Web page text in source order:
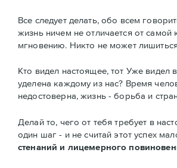
Все следует делать, обо всем
жизнь ничем не отличается от самой
мгновению. Никто не может
Кто видел настоящее, тот Уже
уделена каждому из нас? Время
недостоверна, жизнь - борьба и
Делай то, чего от тебя требует в
один шаг - и не считай этот успех
стенаний и лицемерного